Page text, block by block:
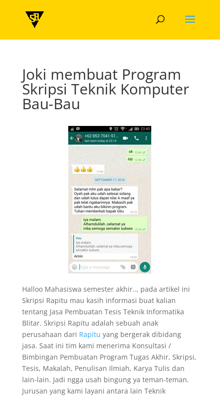
Joki membuat Program
Skripsi Teknik Komputer
Bau-Bau
Halloo Mahasiswa semester akhir.., pada artikel ini
Skripsi Rapitu mau kasih informasi buat kalian
tentang Jasa Pembuatan Tesis Teknik Informatika
Blitar. Skripsi Rapitu adalah sebuah anak
perusahaan dari Rapitu yang bergerak dibidang
jasa. Saat ini tim kami menerima Konsultasi /
Bimbingan Pembuatan Program Tugas Akhir, Skripsi,
Tesis, Makalah, Penulisan Ilmiah, Karya Tulis dan
lain-lain. Jadi ngga usah bingung ya teman-teman.
Jurusan yang kami layani antara lain Teknik